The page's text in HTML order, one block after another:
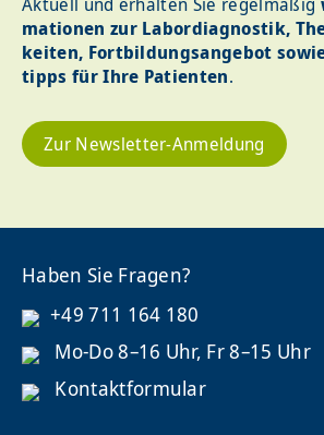
ma­tionen zur Labor­dia­gnostik,
keiten, Fort­bildungs­angebot
tipps für Ihre Patienten.
Zur Newsletter-Anmeldung
Haben Sie Fragen?
+49 711 164 180
Mo-Do 8–16 Uhr, Fr 8–15 Uhr
Kontaktformular